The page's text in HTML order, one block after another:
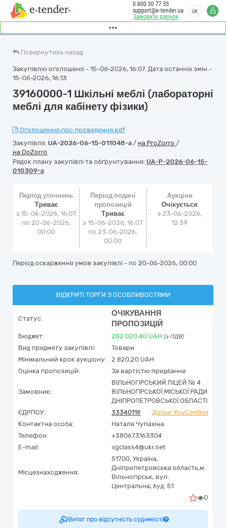
Замовити дзвінок
0 800 30 77 55
support@e-tender.ua
UK
Повернутись назад
Закупівлю оголошено - 15-06-2026, 16:07. Дата останніх змін -
15-06-2026, 16:13
39160000-1 Шкільні меблі (лабораторні
меблі для кабінету фізики)
Оголошення про проведення.pdf
Закупівля: UA-2026-06-15-011048-a / на ProZorro /
на DoZorro
Рядок плану закупівлі та обґрунтування: UA-P-2026-06-15-
010309-a
Період уточнень
Триває
з 15-06-2026, 16:07
по 20-06-2026,
00:00
Період подачі
пропозицій
Триває
з 15-06-2026, 16:07
по 23-06-2026,
00:00
Аукціон
Очікується
з23-06-2026,
12:39
Період оскарження умов закупівлі - по 20-06-2026, 00:00
ВІДКРИТІ ТОРГИ З ОСОБЛИВОСТЯМИ
Статус:
ОЧІКУВАННЯ
ПРОПОЗИЦІЙ
Бюджет: 282 020,40 UAH (з ПДВ)
Вид предмету закупівлі:
Товари
Мінімальний крок аукціону:
2 820,20 UAH
Оцінка пропозицій:
За вартістю придбання
Замовник:
ВІЛЬНОГІРСЬКИЙ ЛІЦЕЙ № 4
ВІЛЬНОГІРСЬКОЇ МІСЬКОЇ РАДИ
ДНІПРОПЕТРОВСЬКОЇ ОБЛАСТІ
ЄДРПОУ:
33340119
Досьє YouControl
Контактна особа:
Наталя Чупахіна
Телефон:
+380673163304
E-mail:
vgclass4@ukr.net
Місцезнаходження:
51700, Україна,
Дніпропетровська область,м.
Вільногірськ, вул.
Центральна, буд. 51
0
Витяг про відсутність судимості